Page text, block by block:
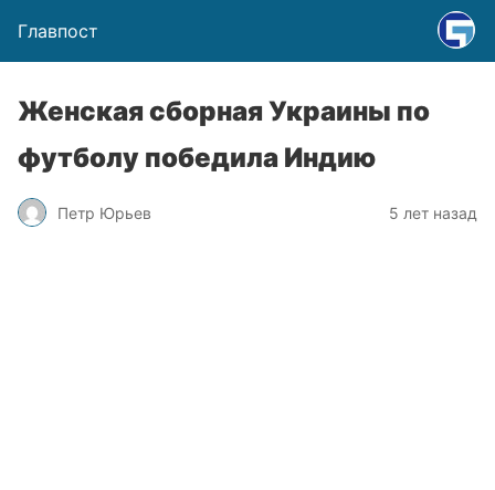
Главпост
Женская сборная Украины по
футболу победила Индию
Петр Юрьев 5 лет назад